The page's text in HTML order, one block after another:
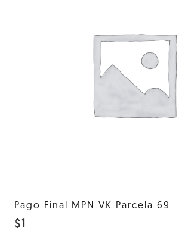
Pago Final MPN VK Parcela 69
$ 1